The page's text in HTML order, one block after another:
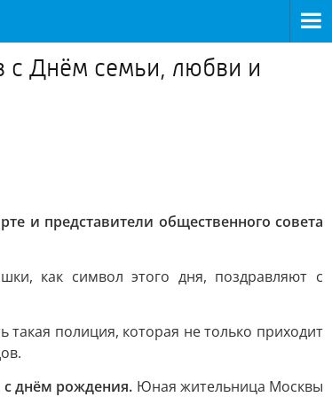
с Днём семьи, любви и
и представители общественного совета
как символ этого дня, поздравляют с
такая полиция, которая не только приходит
днём рождения. Юная жительница Москвы